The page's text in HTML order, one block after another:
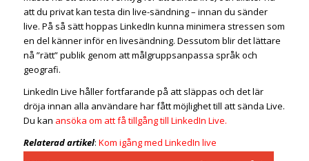
att du privat kan testa din live-sändning – innan du sänder
live. På så sätt hoppas LinkedIn kunna minimera stressen som
en del känner inför en livesändning. Dessutom blir det lättare
nå ”rätt” publik genom att målgruppsanpassa språk och
geografi.
LinkedIn Live håller fortfarande på att släppas och det lär
dröja innan alla användare har fått möjlighet till att sända Live.
Du kan ansöka om att få tillgång till LinkedIn Live.
Relaterad artikel: Kom igång med LinkedIn live